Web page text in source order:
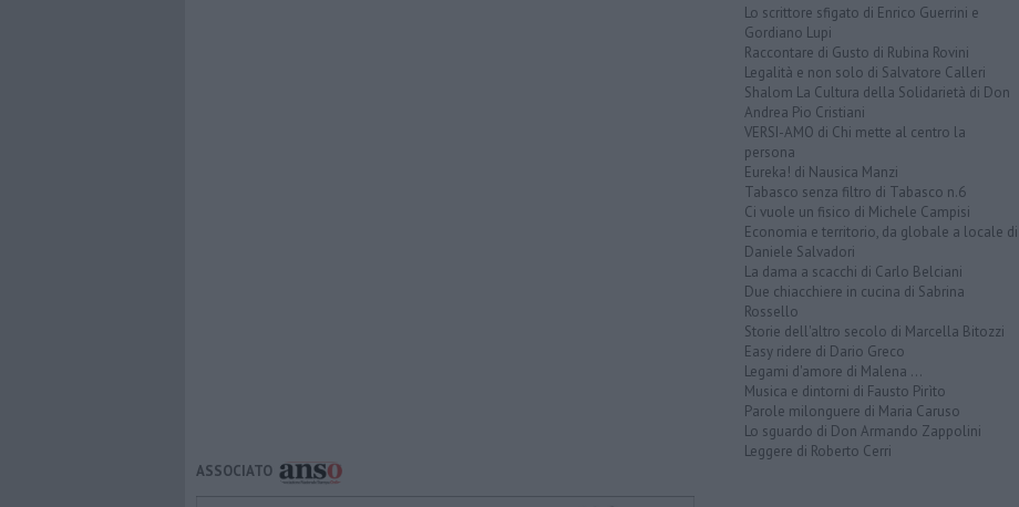
Lo scrittore sfigato di Enrico Guerrini e
Gordiano Lupi
Raccontare di Gusto di Rubina Rovini
Legalità e non solo di Salvatore Calleri
Shalom La Cultura della Solidarietà di Don
Andrea Pio Cristiani
VERSI-AMO di Chi mette al centro la
persona
Eureka! di Nausica Manzi
Tabasco senza filtro di Tabasco n.6
Ci vuole un fisico di Michele Campisi
Economia e territorio, da globale a locale di
Daniele Salvadori
La dama a scacchi di Carlo Belciani
Due chiacchiere in cucina di Sabrina
Rossello
Storie dell'altro secolo di Marcella Bitozzi
Easy ridere di Dario Greco
Legami d'amore di Malena ...
Musica e dintorni di Fausto Pirìto
Parole milonguere di Maria Caruso
Lo sguardo di Don Armando Zappolini
Leggere di Roberto Cerri
ASSOCIATO